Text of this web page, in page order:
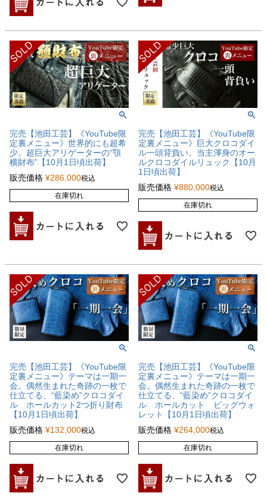
完売【池田工芸】《YouTube限
定裏メニュー》世界的にも超希
少。超巨大アリゲーターの“顎
横財布”【10月1日頃出荷】
販売価格 ¥286,000税込
在庫切れ
完売【池田工芸】《YouTube限
定裏メニュー》巨大クロコダイ
ル一頭背負い。当主渾身のオー
ルクロコダイルリュック【10月
1日頃出荷】
販売価格 ¥880,000税込
在庫切れ
完売【池田工芸】《YouTube限
定裏メニュー》テーマは一期一
会。偶然生まれた奇跡の一枚で
仕立てる、“藍染め”クロコダイ
ル ホールカット2つ折り財布
【10月1日頃出荷】
販売価格 ¥132,000税込
在庫切れ
完売【池田工芸】《YouTube限
定裏メニュー》テーマは一期一
会。偶然生まれた奇跡の一枚で
仕立てる、“藍染め”クロコダイ
ル ホールカット ビッグウォ
レット【10月1日頃出荷】
販売価格 ¥264,000税込
在庫切れ